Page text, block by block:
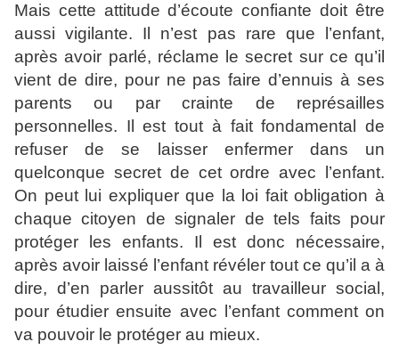
Mais cette attitude d’écoute confiante doit être
aussi vigilante. Il n’est pas rare que l’enfant,
après avoir parlé, réclame le secret sur ce qu’il
vient de dire, pour ne pas faire d’ennuis à ses
parents ou par crainte de représailles
personnelles. Il est tout à fait fondamental de
refuser de se laisser enfermer dans un
quelconque secret de cet ordre avec l’enfant.
On peut lui expliquer que la loi fait obligation à
chaque citoyen de signaler de tels faits pour
protéger les enfants. Il est donc nécessaire,
après avoir laissé l’enfant révéler tout ce qu’il a à
dire, d’en parler aussitôt au travailleur social,
pour étudier ensuite avec l’enfant comment on
va pouvoir le protéger au mieux.